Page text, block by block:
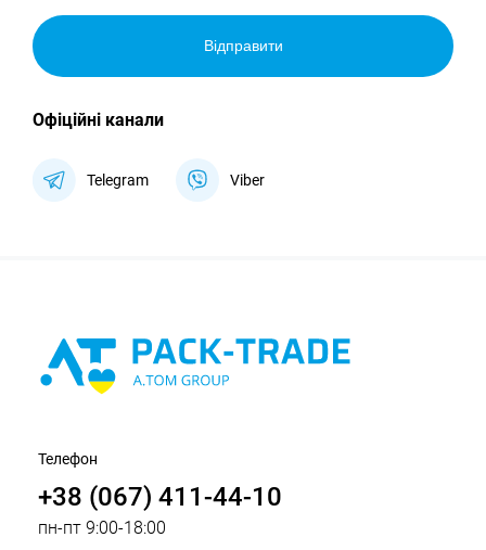
Відправити
Офіційні канали
Telegram Viber
Телефон
+38 (067) 411-44-10
пн-пт 9:00-18:00